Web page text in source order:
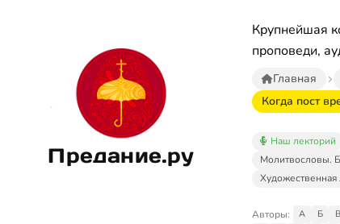
Предание.ру
Крупнейшая
проповеди,
Главная
Когда пост
Наш лекторий
Молитвословы.
Художественная
Авторы: А Б В